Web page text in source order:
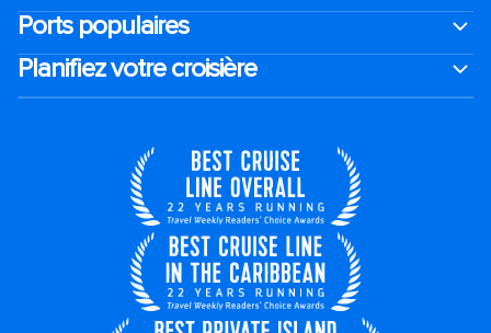
Ports populaires
Planifiez votre croisière